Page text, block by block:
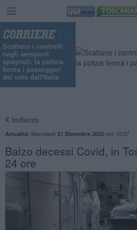
Scattano i controlli
negli aeroporti
spagnoli: la polizia
ferma i passeggeri
del volo dall'Italia
Indietro
Attualità Mercoledì 21 Dicembre 2022ore 10:07
Balzo decessi Covid, in
24 ore